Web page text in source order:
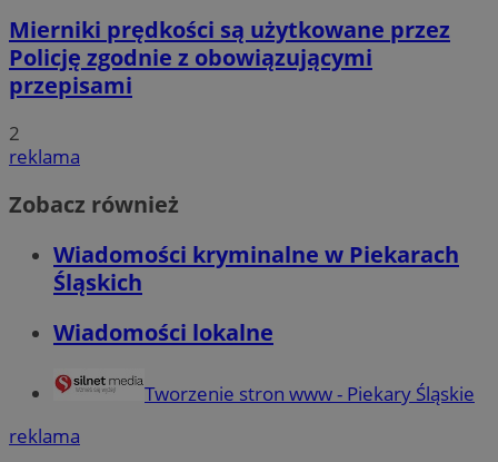
Mierniki prędkości są użytkowane przez
Policję zgodnie z obowiązującymi
przepisami
2
reklama
Zobacz również
Wiadomości kryminalne w Piekarach
Śląskich
Wiadomości lokalne
Tworzenie stron www - Piekary Śląskie
reklama